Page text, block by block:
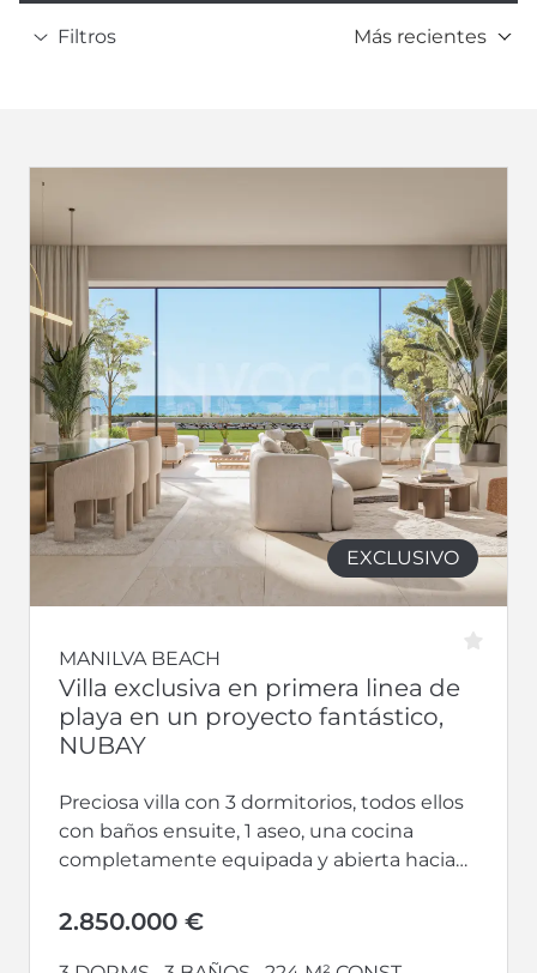
Filtros Más recientes
EXCLUSIVO
MANILVA BEACH
Villa exclusiva en primera linea de
playa en un proyecto fantástico,
NUBAY
Preciosa villa con 3 dormitorios, todos ellos
con baños ensuite, 1 aseo, una cocina
completamente equipada y abierta hacia
con...
2.850.000 €